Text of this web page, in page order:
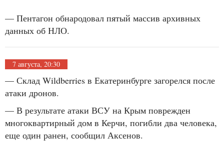
— Пентагон обнародовал пятый массив архивных
данных об НЛО.
7 августа, 20:30
— Склад Wildberries в Екатеринбурге загорелся после
атаки дронов.
— В результате атаки ВСУ на Крым поврежден
многоквартирный дом в Керчи, погибли два человека,
еще один ранен, сообщил Аксенов.